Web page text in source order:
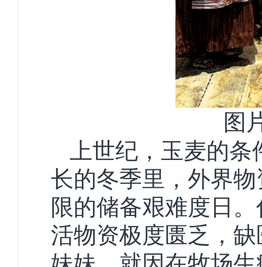
图
上世纪，玉麦的
长的冬季里，外界
限的储备艰难度日
活物资极度匮乏，